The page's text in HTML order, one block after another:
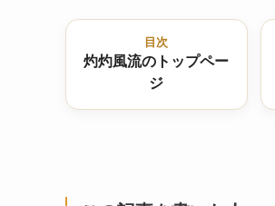
目次
灼灼風流のトップペー
ジ